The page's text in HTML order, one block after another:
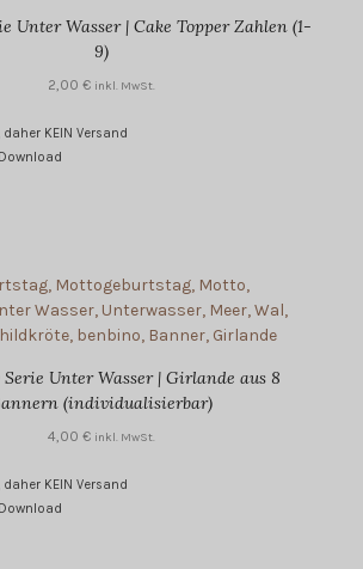
Unter Wasser | Cake Topper Zahlen (1-
9)
2,00 € inkl. MwSt.
KEIN Versand
Unter Wasser | Girlande aus 8
(individualisierbar)
4,00 € inkl. MwSt.
KEIN Versand